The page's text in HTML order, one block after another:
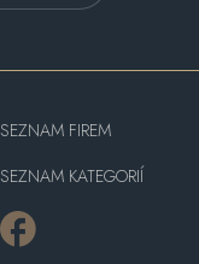
SEZNAM FIREM
SEZNAM KATEGORIÍ